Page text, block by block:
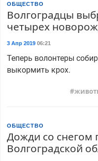
ОБЩЕСТВО
Волгоградцы
четырех
3 Апр 201906:21
Теперь волонтеры
выкормить крох.
ОБЩЕСТВО
Дожди со снегом
Волгоградской